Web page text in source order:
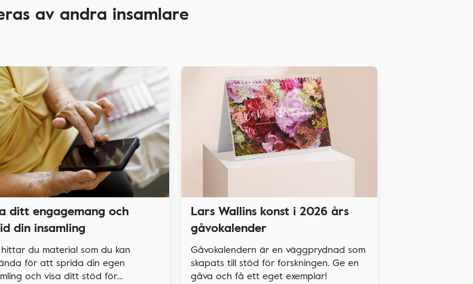
av andra insamlare
ditt engagemang och
din insamling
du material som du kan
för att sprida din egen
och visa ditt stöd för
Lars Wallins konst i 2026 års
gåvokalender
Gåvokalendern är en väggprydnad som
skapats till stöd för forskningen. Ge en
gåva och få ett eget exemplar!